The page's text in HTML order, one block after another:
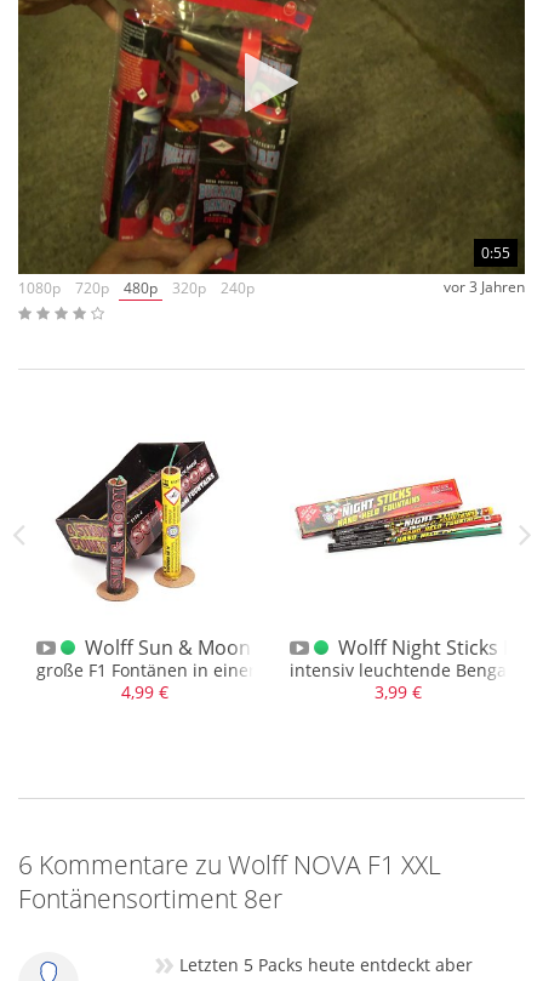
Vielleicht ist man Fan oder hat sich einfach inspirieren lassen.
Inspiration hat schon immer den Geist geweitet, warum also
verteufeln? Aber das ist eine philosophische Diskussion,
welche wir sicherlich noch an anderer Stelle führen werden.
0:55
1080p
720p 480p 320p 240p vor 3 Jahren
Rakete 1991Wolff Sun & Moon F1 Fontänen 4er Schachtel
große F1 Fontänen in einer 4er Schachtel
4,99 €
Wolff Night Sticks
intensiv leuchtende
3,99 €
6 Kommentare zu Wolff NOVA F1 XXL
Fontänensortiment 8er
» Letzten 5 Packs heute entdeckt aber